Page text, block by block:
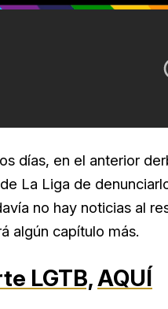
18.59%
días, en el anterior
La Liga de
no hay noticias al
algún capítulo más.
LGTB,AQUÍ